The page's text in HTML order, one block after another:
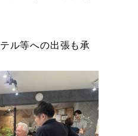
ル等への出張も承